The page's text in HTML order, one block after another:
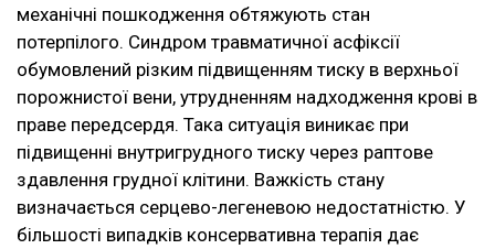
механічні пошкодження обтяжують стан
потерпілого. Синдром травматичної асфіксії
обумовлений різким підвищенням тиску в верхньої
порожнистої вени, утрудненням надходження крові в
праве передсердя. Така ситуація виникає при
підвищенні внутригрудного тиску через раптове
здавлення грудної клітини. Важкість стану
визначається серцево-легеневою недостатністю. У
більшості випадків консервативна терапія дає